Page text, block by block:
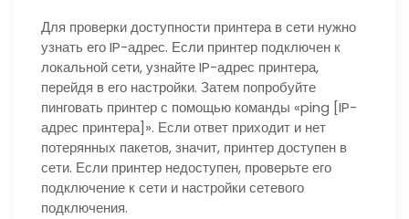
Для проверки доступности принтера в сети нужно
узнать его IP-адрес. Если принтер подключен к
локальной сети, узнайте IP-адрес принтера,
перейдя в его настройки. Затем попробуйте
пинговать принтер с помощью команды «ping [IP-
адрес принтера]». Если ответ приходит и нет
потерянных пакетов, значит, принтер доступен в
сети. Если принтер недоступен, проверьте его
подключение к сети и настройки сетевого
подключения.